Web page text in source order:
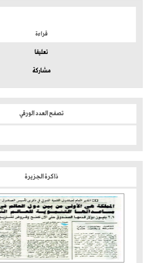
قراءة
تعليقا
مشاركة
تصفح العدد الورقي
ذاكرة الجزيرة